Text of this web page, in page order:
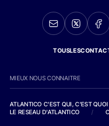
MIEUX NOUS CONNAITRE
ATLANTICO C'EST QUI, C'EST
LE RESEAU D'ATLANTICO
/